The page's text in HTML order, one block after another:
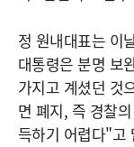
정 원내대표는 이
대통령은 분명 보
가지고 계셨던 것
면 폐지, 즉 경찰
득하기 어렵다"고